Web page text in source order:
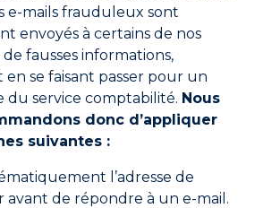
e-mails frauduleux sont
envoyés à certains de nos
fausses informations,
se faisant passer pour un
du service comptabilité. Nous
donc d’appliquer
suivantes :
l’adresse de
avant de répondre à un e-mail.